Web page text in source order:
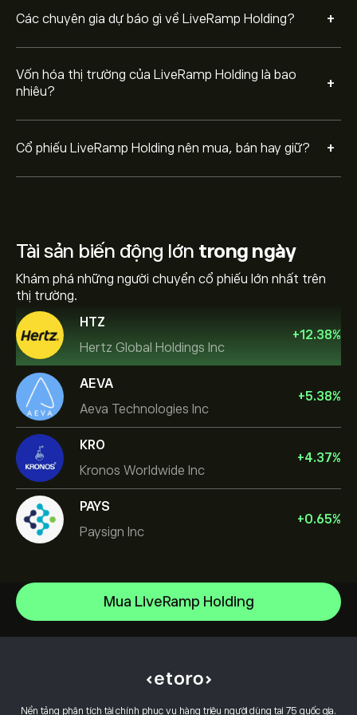
Các chuyên gia dự báo gì về LiveRamp Holding? +
Vốn hóa thị trường của LiveRamp Holding là bao
nhiêu?
+
Cổ phiếu LiveRamp Holding nên mua, bán hay giữ? +
Tài sản biến động lớn trong ngày
Khám phá những người chuyển cổ phiếu lớn nhất trên
thị trường.
HTZ
Hertz Global Holdings Inc
+12.38%
AEVA
Aeva Technologies Inc
+5.38%
KRO
Kronos Worldwide Inc
+4.37%
PAYS
Paysign Inc
+0.65%
Mua LiveRamp Holding
Nền tảng phân tích tài chính phục vụ hàng triệu người dùng tại 75 quốc gia.
NVIDIA Corporation
Amazon.com Inc
Celestica Inc
Làm thế nào để rút tiền
Giao Dịch Có Trách Nhiệm
Đòn bẩy & Ký quỹ là gì